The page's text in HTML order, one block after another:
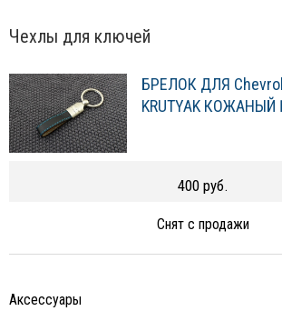
Чехлы для ключей
БРЕЛОК ДЛЯ
KRUTYAK КОЖАНЫЙ
400 руб.
Снят с продажи
Аксессуары